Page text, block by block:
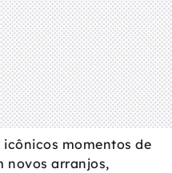
momentos de
novos arranjos,